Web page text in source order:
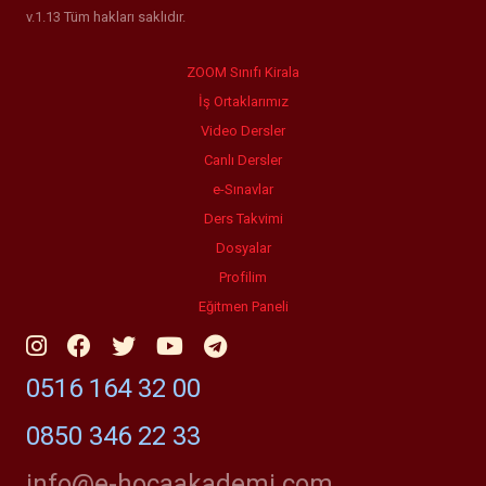
v.1.13 Tüm hakları saklıdır.
ZOOM Sınıfı Kirala
İş Ortaklarımız
Video Dersler
Canlı Dersler
e-Sınavlar
Ders Takvimi
Dosyalar
Profilim
Eğitmen Paneli
0516 164 32 00
0850 346 22 33